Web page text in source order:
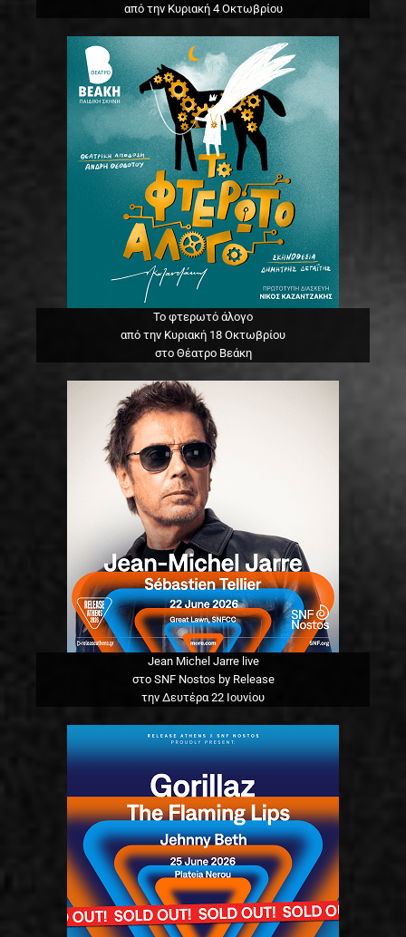
από την Κυριακή 4 Οκτωβρίου
Το φτερωτό άλογο
από την Κυριακή 18 Οκτωβρίου
στο Θέατρο Βεάκη
Jean Michel Jarre live
στο SNF Nostos by Release
την Δευτέρα 22 Ιουνίου